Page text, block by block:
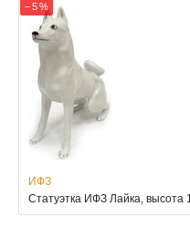
− 5 %
ИФЗ
Статуэтка ИФЗ Лайка,